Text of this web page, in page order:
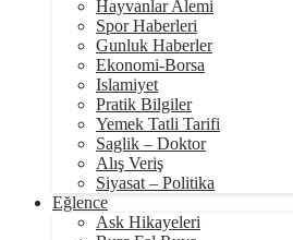
Hayvanlar Alemi
Spor Haberleri
Gunluk Haberler
Ekonomi-Borsa
Islamiyet
Pratik Bilgiler
Yemek Tatli Tarifi
Saglik – Doktor
Alış Veriş
Siyasat – Politika
Eğlence
Ask Hikayeleri